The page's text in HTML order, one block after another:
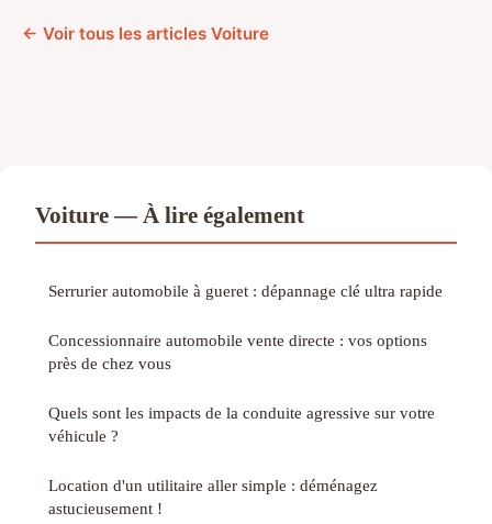
← Voir tous les articles Voiture
Voiture — À lire également
Serrurier automobile à gueret : dépannage clé ultra rapide
Concessionnaire automobile vente directe : vos options
près de chez vous
Quels sont les impacts de la conduite agressive sur votre
véhicule ?
Location d'un utilitaire aller simple : déménagez
astucieusement !